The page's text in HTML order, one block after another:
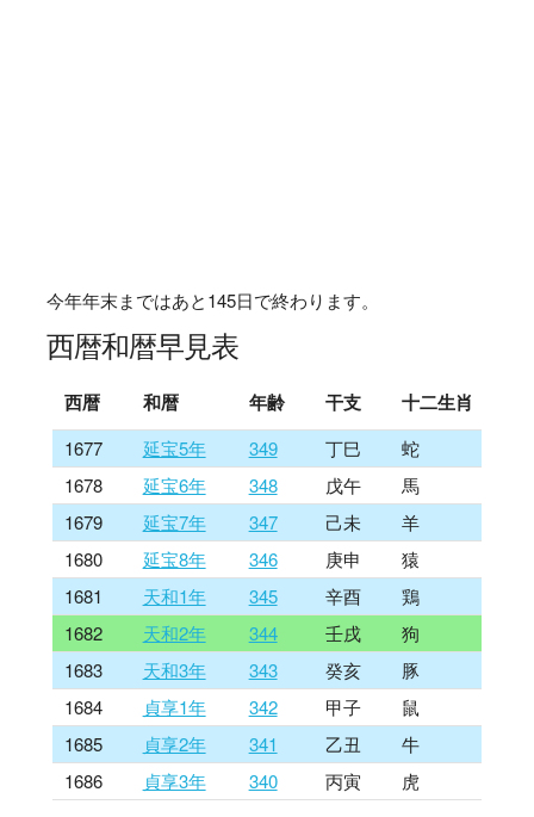
今年年末まではあと145日で終わります。
西暦和暦早見表
西暦 和暦 年齢 干支 十二生肖
1677 延宝5年 349 丁巳
蛇
1678
延宝6年 348 戊午
馬
1679
延宝7年 347 己未
羊
1680
延宝8年 346 庚申
猿
1681
天和1年 345 辛酉
鶏
1682
天和2年 344 壬戌
狗
1683
天和3年 343 癸亥
豚
1684
貞享1年 342 甲子
鼠
1685
貞享2年 341 乙丑
牛
1686
貞享3年 340 丙寅 虎